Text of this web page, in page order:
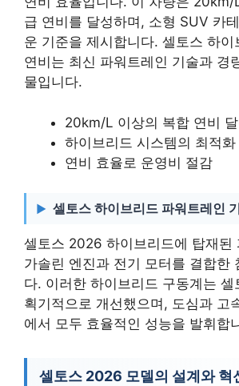
급 연비를 달성하며, 소형 SUV 카
운 기준을 제시합니다. 셀토스 하
연비는 최신 파워트레인 기술과 경
물입니다.
20km/L 이상의 복합 연비
하이브리드 시스템의 최적화
연비 효율로 운영비 절감
셀토스 하이브리드 파워트레인
셀토스 2026 하이브리드에 탑재된
가솔린 엔진과 전기 모터를 결합한
다. 이러한 하이브리드 구동계는 셀
획기적으로 개선했으며, 도심과 고
에서 모두 효율적인 성능을 발휘합
셀토스 2026 모델의 설계와 혁